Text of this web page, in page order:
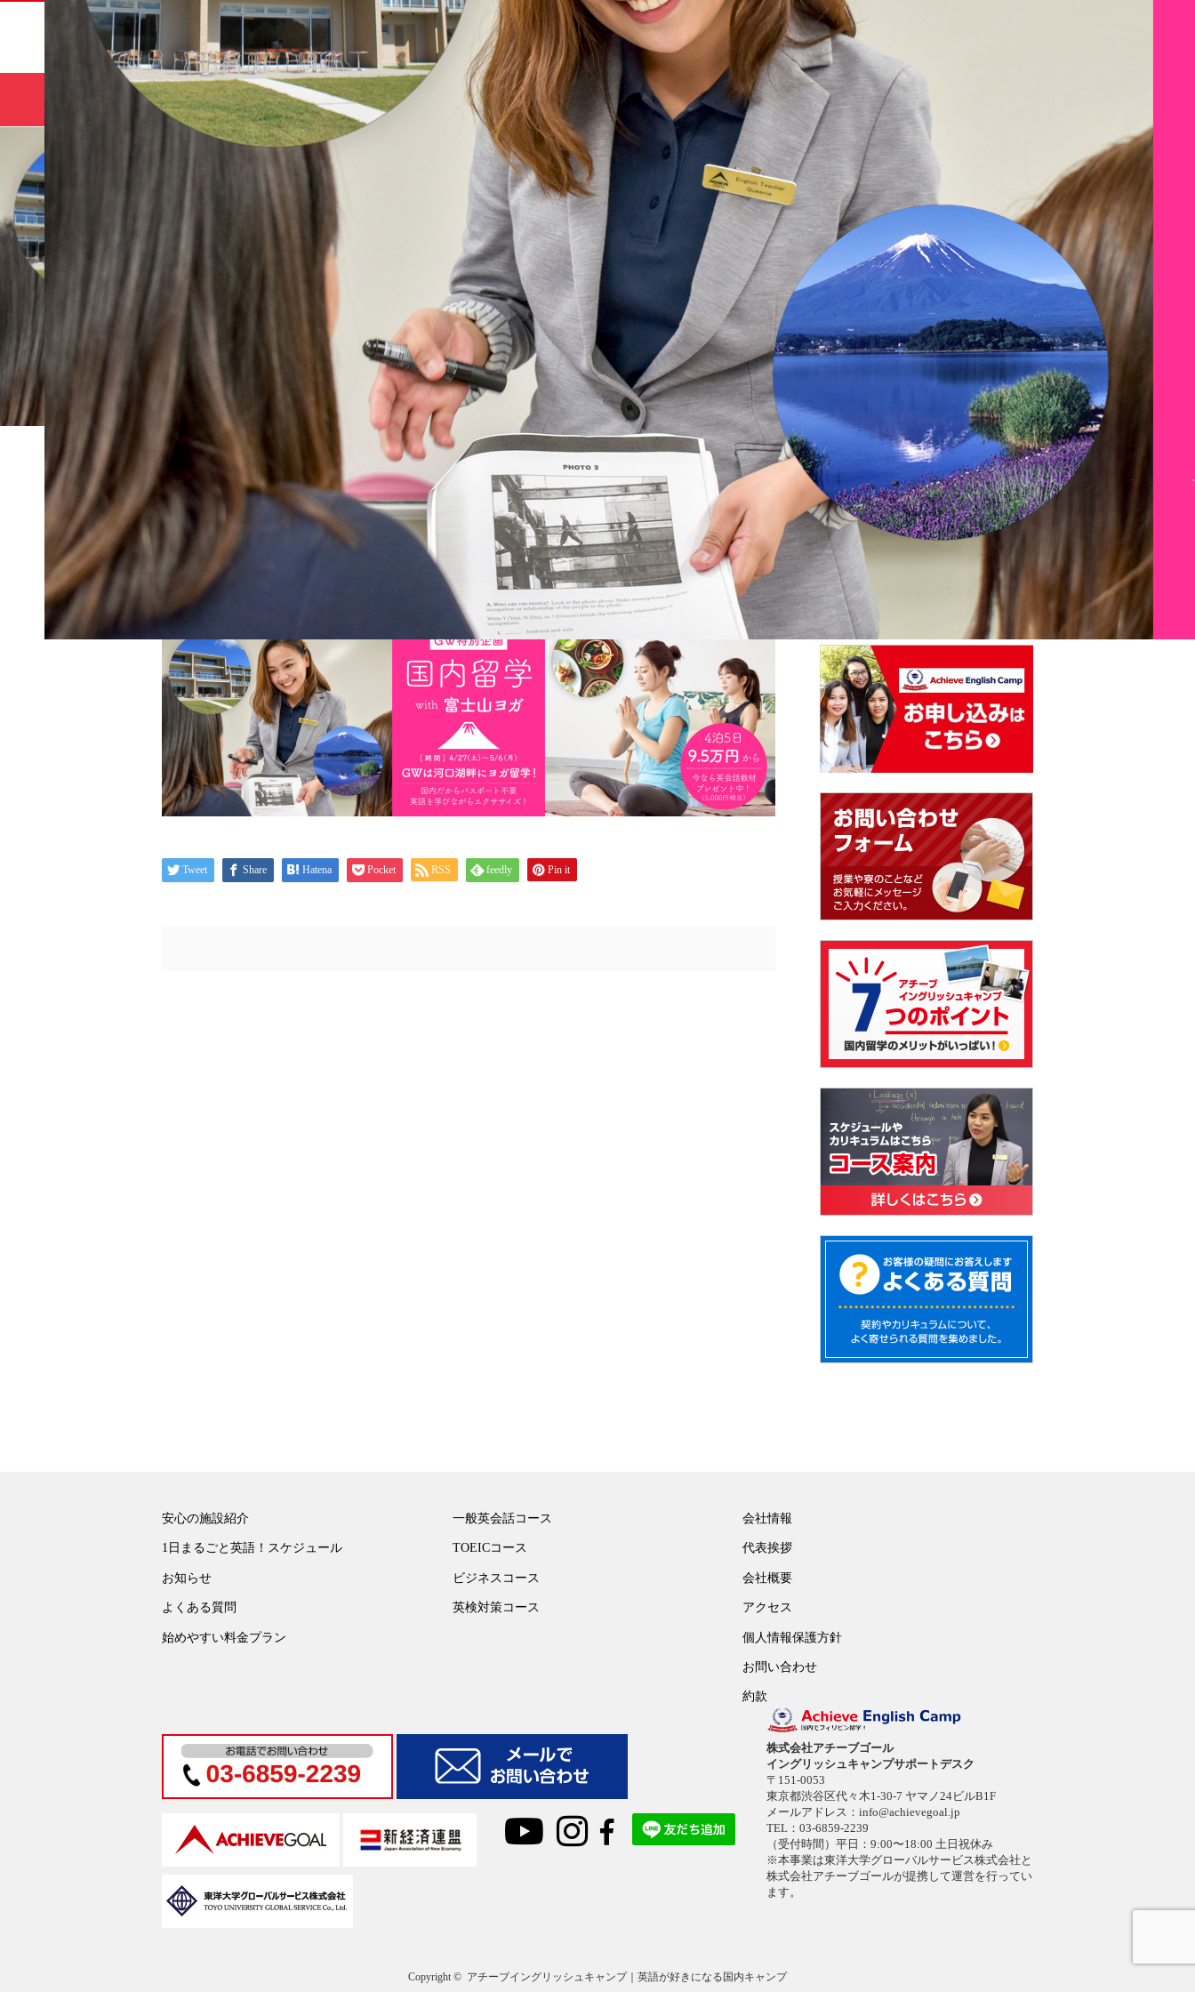
HOME
サマー
キャンプ🌻
コース 施設紹介 料金プラン スケジュール アクセス 体験レポート 会社概要
ホーム
トピックス一覧
yoga-course
2019年3月20日
yoga-course
Tweet Share Hatena Pocket RSS feedly Pin it
安心の施設紹介
1日まるごと英語！スケジュール
お知らせ
よくある質問
始めやすい料金プラン
一般英会話コース
TOEICコース
ビジネスコース
英検対策コース
会社情報
代表挨拶
会社概要
アクセス
個人情報保護方針
お問い合わせ
約款
株式会社アチーブゴール
イングリッシュキャンプサポートデスク
〒151-0053
東京都渋谷区代々木1-30-7 ヤマノ24ビルB1F
メールアドレス： info@achievegoal.jp
TEL：03-6859-2239
（受付時間）平日：9:00〜18:00 土日祝休み
※本事業は東洋大学グローバルサービス株式会社と
株式会社アチーブゴールが提携して運営を行ってい
ます。
Copyright © アチーブイングリッシュキャンプ｜英語が好きになる国内キャンプ